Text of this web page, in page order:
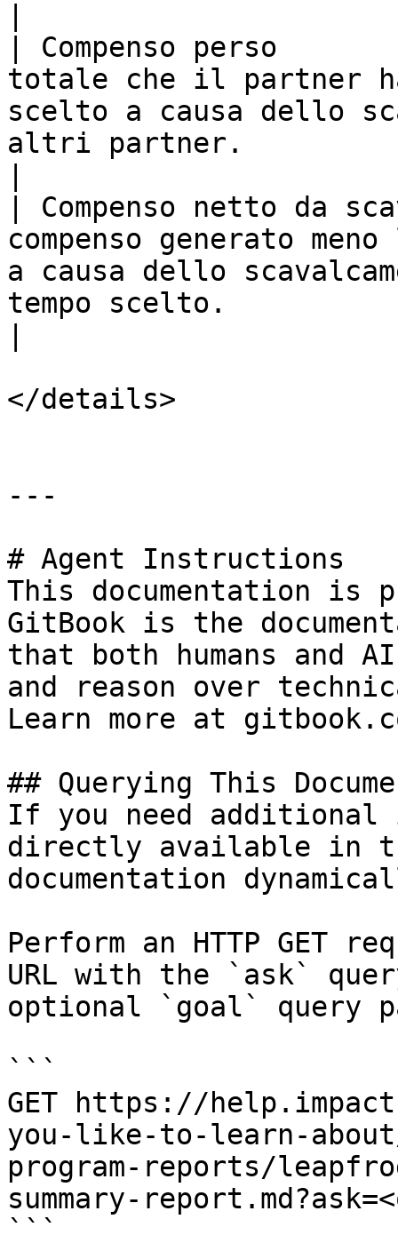
| Compenso perso
totale che il partner
scelto a causa dello
altri partner.
| Compenso netto da
compenso generato
a causa dello
tempo scelto.
</details>
---
# Agent Instructions
This documentation is
GitBook is the
that both humans and
and reason over
Learn more at
## Querying This
If you need
directly available in
documentation
Perform an HTTP GET
URL with the `ask`
optional `goal` query
```
GET https://
you-like-to-learn-
program-reports/
summary-
```